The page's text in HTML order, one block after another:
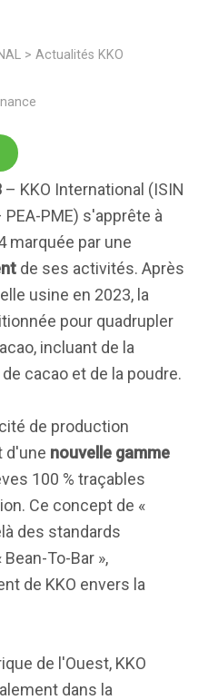
> Actualités KKO
– KKO International (ISIN
PME) s'apprête à
marquée par une
de ses activités. Après
usine en 2023, la
pour quadrupler
incluant de la
cacao et de la poudre.
de production
d'une nouvelle gamme
100 % traçables
Ce concept de «
des standards
To-Bar »,
de KKO envers la
de l'Ouest, KKO
dans la